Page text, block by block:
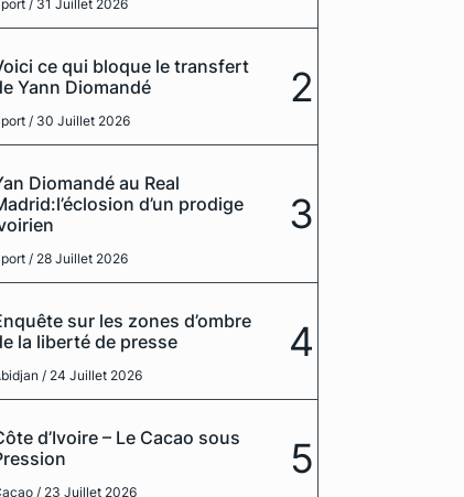
/ 31 Juillet 2026
ce qui bloque le transfert
Yann Diomandé
/ 30 Juillet 2026
2
Diomandé au Real
d’un prodige
/ 28 Juillet 2026
3
sur les zones d’ombre
la liberté de presse
/ 24 Juillet 2026
4
d’Ivoire – Le Cacao sous
/ 23 Juillet 2026
5